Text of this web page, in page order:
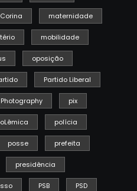
maternidade
mobilidade
oposição
Partido Liberal
Photography pix
polícia
posse prefeita
presidência
PSB PSD